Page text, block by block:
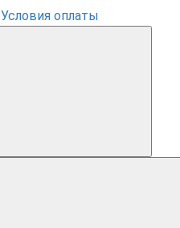
Условия оплаты